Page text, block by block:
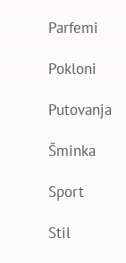
Parfemi
Pokloni
Putovanja
Šminka
Sport
Stil